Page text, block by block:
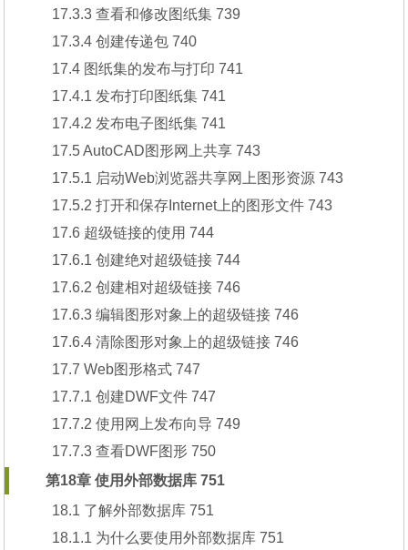
17.3.3 查看和修改图纸集 739
17.3.4 创建传递包 740
17.4 图纸集的发布与打印 741
17.4.1 发布打印图纸集 741
17.4.2 发布电子图纸集 741
17.5 AutoCAD图形网上共享 743
17.5.1 启动Web浏览器共享网上图形资源 743
17.5.2 打开和保存Internet上的图形文件 743
17.6 超级链接的使用 744
17.6.1 创建绝对超级链接 744
17.6.2 创建相对超级链接 746
17.6.3 编辑图形对象上的超级链接 746
17.6.4 清除图形对象上的超级链接 746
17.7 Web图形格式 747
17.7.1 创建DWF文件 747
17.7.2 使用网上发布向导 749
17.7.3 查看DWF图形 750
第18章 使用外部数据库 751
18.1 了解外部数据库 751
18.1.1 为什么要使用外部数据库 751